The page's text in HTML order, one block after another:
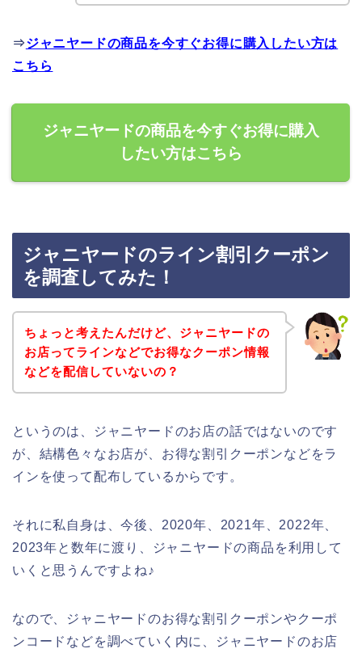
⇒ジャニヤードの商品を今すぐお得に購入したい方は
こちら
ジャニヤードの商品を今すぐお得に購入
したい方はこちら
ジャニヤードのライン割引クーポン
を調査してみた！
ちょっと考えたんだけど、ジャニヤードの
お店ってラインなどでお得なクーポン情報
などを配信していないの？
というのは、ジャニヤードのお店の話ではないのです
が、結構色々なお店が、お得な割引クーポンなどをラ
インを使って配布しているからです。
それに私自身は、今後、2020年、2021年、2022年、
2023年と数年に渡り、ジャニヤードの商品を利用して
いくと思うんですよね♪
なので、ジャニヤードのお得な割引クーポンやクーポ
ンコードなどを調べていく内に、ジャニヤードのお店